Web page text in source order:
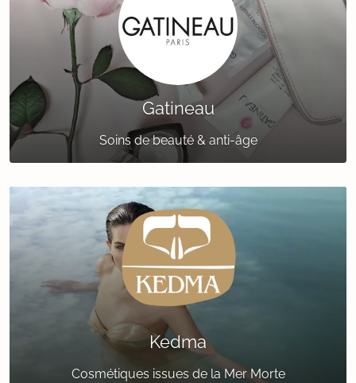
Gatineau
Soins de beauté & anti-âge
Kedma
Cosmétiques issues de la Mer Morte